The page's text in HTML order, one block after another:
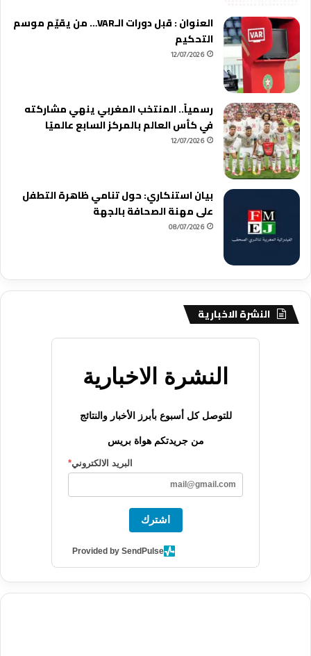
العنوان : قبل دورات الـVAR… من يقيّم موسم
التحكيم
12/07/2026
رسمياً.. المنتخب المغربي ينهي مشاركته
في كأس العالم بالمركز السابع عالميًا
12/07/2026
بيان استنكاري: حول تنامي ظاهرة التطفل
على مهنة الصحافة بالجهة
08/07/2026
النشرة الاخبارية
النشرة الاخبارية
للتوصل كل أسبوع بأبرز الأخبار والنتائج
من جريدتكم هواة بريس
البريد الالكتروني*
اشترك
Provided by SendPulse